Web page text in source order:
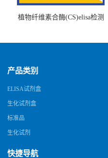
植物纤维素合酶(CS)elisa检测
产品类别
ELISA试剂盒
生化试剂盒
标准品
生化试剂
快捷导航